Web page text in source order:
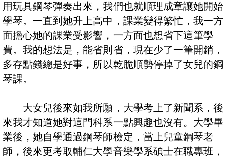
用玩具鋼琴彈奏出來，我們也就順理成章讓她開始
學琴。一直到她升上高中，課業變得繁忙，我一方
面擔心她的課業受影響，一方面也想省下這筆學
費。我的想法是，能省則省，現在少了一筆開銷，
多存點錢總是好事，所以乾脆順勢停掉了女兒的鋼
琴課。
大女兒後來如我所願，大學考上了新聞系，後
來我才知道她對這門科系一點興趣也沒有。大學畢
業後，她自學通過鋼琴師檢定，當上兒童鋼琴老
師，後來更考取輔仁大學音樂學系碩士在職專班，